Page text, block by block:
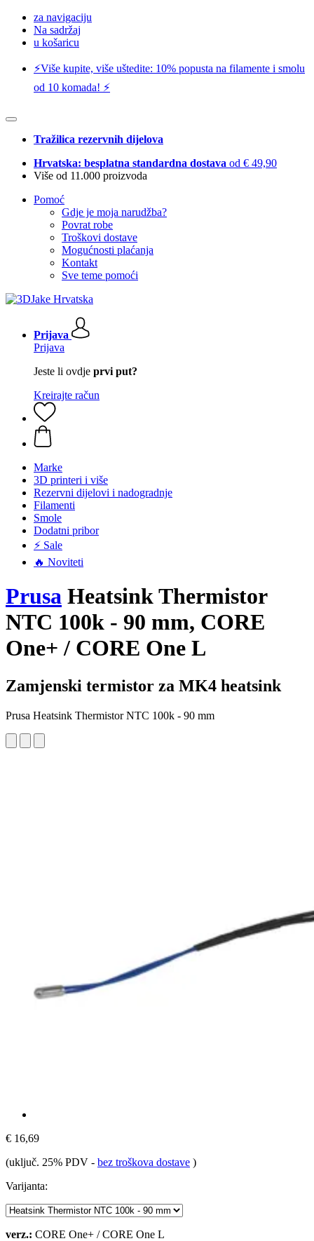
za navigaciju
Na sadržaj
u košaricu
⚡️Više kupite, više uštedite: 10% popusta na filamente i smolu
od 10 komada! ⚡️
Tražilica rezervnih dijelova
Hrvatska: besplatna standardna dostava od € 49,90
Više od 11.000 proizvoda
Pomoć
Gdje je moja narudžba?
Povrat robe
Troškovi dostave
Mogućnosti plaćanja
Kontakt
Sve teme pomoći
Prijava
Prijava
Jeste li ovdje prvi put?
Kreirajte račun
Marke
3D printeri i više
Rezervni dijelovi i nadogradnje
Filamenti
Smole
Dodatni pribor
⚡ Sale
🔥 Noviteti
Prusa Heatsink Thermistor
NTC 100k - 90 mm, CORE
One+ / CORE One L
Zamjenski termistor za MK4 heatsink
Prusa Heatsink Thermistor NTC 100k - 90 mm
€ 16,69
(uključ. 25% PDV - bez troškova dostave )
Varijanta:
verz.: CORE One+ / CORE One L